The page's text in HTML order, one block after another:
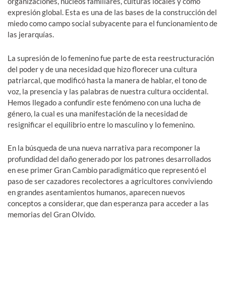
expresión global. Esta es una de las bases de la construcción del
miedo como campo social subyacente para el funcionamiento de
las jerarquías.
La supresión de lo femenino fue parte de esta reestructuración
del poder y de una necesidad que hizo florecer una cultura
patriarcal, que modificó hasta la manera de hablar, el tono de
voz, la presencia y las palabras de nuestra cultura occidental.
Hemos llegado a confundir este fenómeno con una lucha de
género, la cual es una manifestación de la necesidad de
resignificar el equilibrio entre lo masculino y lo femenino.
En la búsqueda de una nueva narrativa para recomponer la
profundidad del daño generado por los patrones desarrollados
en ese primer Gran Cambio paradigmático que representó el
paso de ser cazadores recolectores a agricultores conviviendo
en grandes asentamientos humanos, aparecen nuevos
conceptos a considerar, que dan esperanza para acceder a las
memorias del Gran Olvido.